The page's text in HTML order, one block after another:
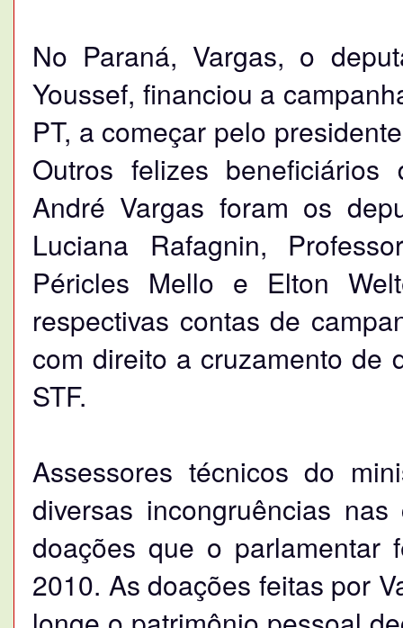
No Paraná, Vargas, o
Youssef, financiou a
PT, a começar pelo
Outros felizes
André Vargas foram os
Luciana Rafagnin,
Péricles Mello e Elton
respectivas contas de
com direito a cruzamento de
STF.
Assessores técnicos do
diversas incongruências
doações que o parlamentar
2010. As doações feitas por